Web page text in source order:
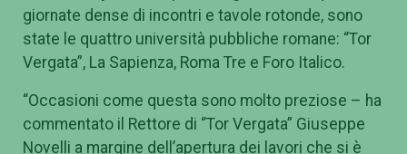
Student Conferencesi sono riuniti a Roma
oltre 200 studenti provenienti da 37 Atenei di 30
Paesi europei. Ad ospitarli, organizzando quattro
state le quattro università pubbliche romane: “Tor
Vergata”, La Sapienza, Roma Tre e Foro Italico.